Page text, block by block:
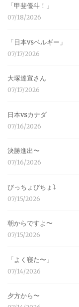
「甲斐優斗！」
07/18/2026
「日本vsベルギー」
07/17/2026
大塚達宣さん
07/17/2026
日本vsカナダ
07/16/2026
決勝進出〜
07/16/2026
びっちょびちょ⤵︎
07/15/2026
朝からですよ〜
07/15/2026
「よく寝た〜」
07/14/2026
夕方から〜